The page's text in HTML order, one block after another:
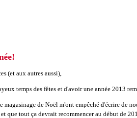
(et aux autres aussi),
temps des fêtes et d'avoir une année 2013
magasinage de Noël m'ont empêché d'écrire de
que tout ça devrait recommencer au début de